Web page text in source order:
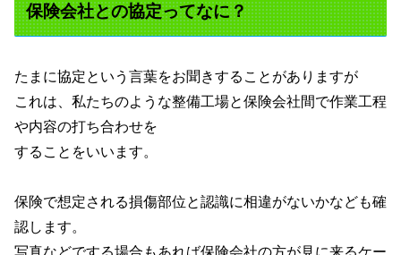
保険会社との協定ってなに？
たまに協定という言葉をお聞きすることがありますが
これは、私たちのような整備工場と保険会社間で作業工程
や内容の打ち合わせを
することをいいます。
保険で想定される損傷部位と認識に相違がないかなども確
認します。